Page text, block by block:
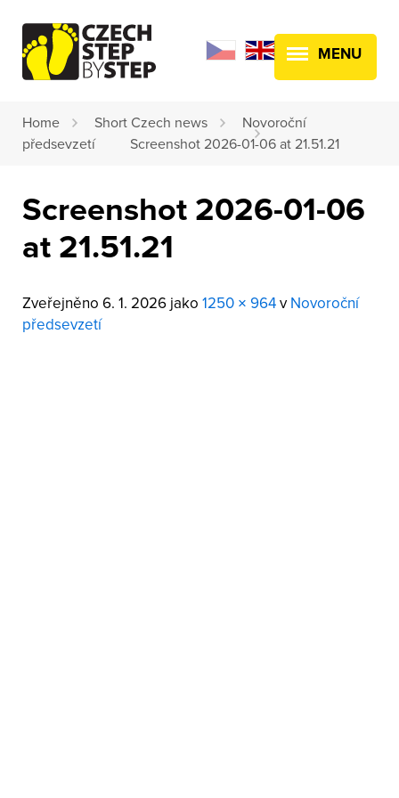
MENU
Home Short Czech news
Novoroční
předsevzetí
Screenshot 2026-01-06 at 21.51.21
Screenshot 2026-01-06
at 21.51.21
Zveřejněno 6. 1. 2026 jako 1250 × 964v Novoroční
předsevzetí